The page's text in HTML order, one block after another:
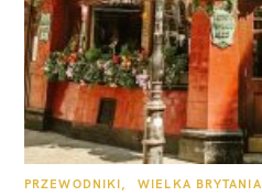
K
PRZEWODNIKI WIELKA BRYTANIA